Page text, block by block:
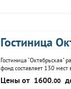
Гостиница
Гостиница "Октябрьская"
фонд составляет 130
Wi-Fi, кабельное TV,
оснащением, кафе, бар,
Цены от 1600.00